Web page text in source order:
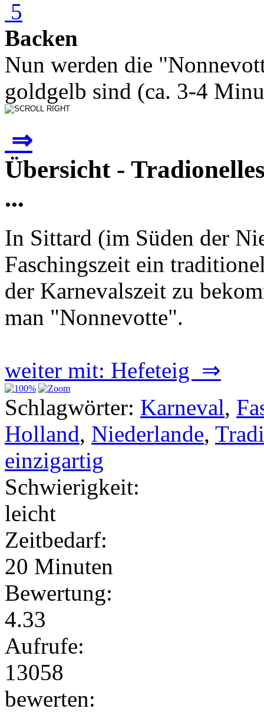
Backen
Nun werden die
goldgelb sind (ca. 3-4
⇒
Übersicht -
...
In Sittard (im Süden der
Faschingszeit ein
der Karnevalszeit zu
man "Nonnevotte".
weiter mit: Hefeteig ⇒
Schlagwörter: Karneval,
Holland, Niederlande,
einzigartig
Schwierigkeit:
leicht
Zeitbedarf:
20 Minuten
Bewertung:
4.33
Aufrufe:
13058
bewerten: